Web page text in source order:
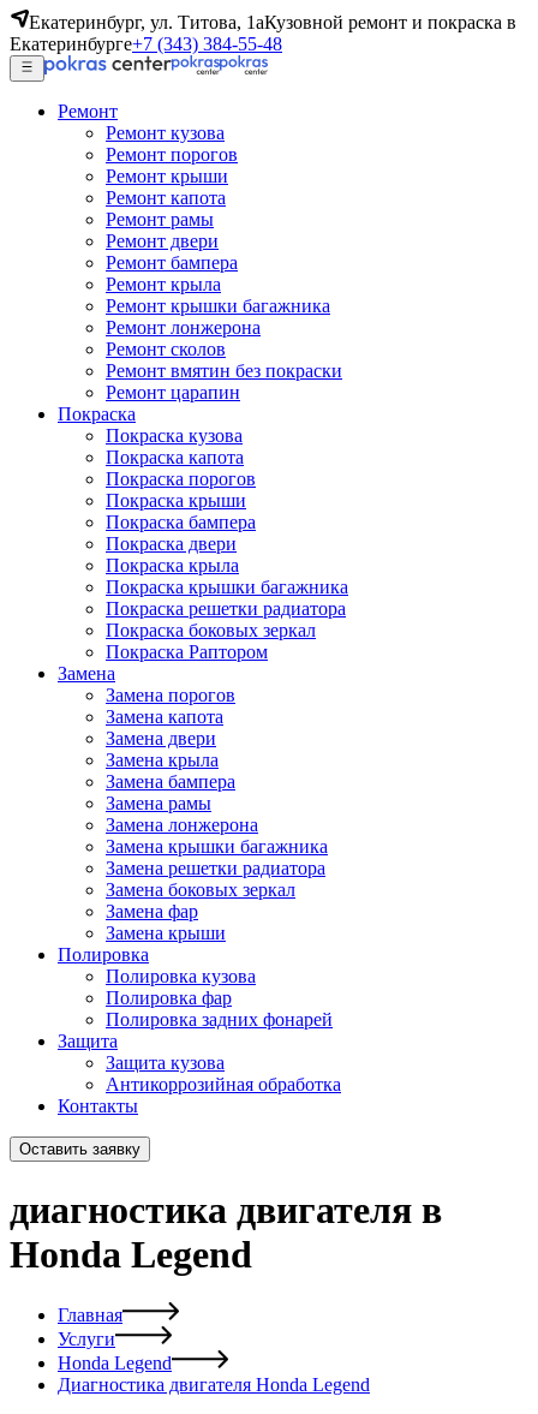
Екатеринбург, ул. Титова, 1аКузовной ремонт и покраска в
Екатеринбурге+7 (343) 384-55-48
Ремонт
Ремонт кузова
Ремонт порогов
Ремонт крыши
Ремонт капота
Ремонт рамы
Ремонт двери
Ремонт бампера
Ремонт крыла
Ремонт крышки багажника
Ремонт лонжерона
Ремонт сколов
Ремонт вмятин без покраски
Ремонт царапин
Покраска
Покраска кузова
Покраска капота
Покраска порогов
Покраска крыши
Покраска бампера
Покраска двери
Покраска крыла
Покраска крышки багажника
Покраска решетки радиатора
Покраска боковых зеркал
Покраска Раптором
Замена
Замена порогов
Замена капота
Замена двери
Замена крыла
Замена бампера
Замена рамы
Замена лонжерона
Замена крышки багажника
Замена решетки радиатора
Замена боковых зеркал
Замена фар
Замена крыши
Полировка
Полировка кузова
Полировка фар
Полировка задних фонарей
Защита
Защита кузова
Антикоррозийная обработка
Контакты
Оставить заявку
диагностика двигателя в
Honda Legend
Главная
Услуги
Honda Legend
Диагностика двигателя Honda Legend